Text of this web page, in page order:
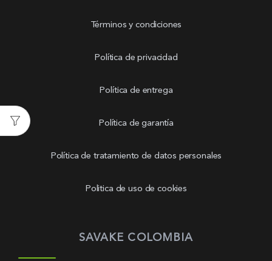
Términos y condiciones
Política de privacidad
Política de entrega
Política de garantía
Política de tratamiento de datos personales
Politica de uso de cookies
SAVAKE COLOMBIA